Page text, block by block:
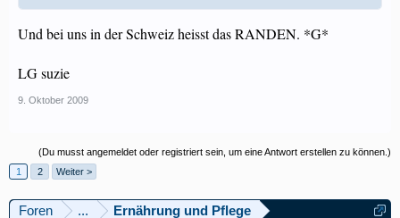
Und bei uns in der Schweiz heisst das RANDEN. *G*
LG suzie
9. Oktober 2009
(Du musst angemeldet oder registriert sein, um eine Antwort erstellen zu können.)
1
2 Weiter >
Foren ... Ernährung und Pflege